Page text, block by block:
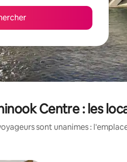
Centre : les
sont unanimes :